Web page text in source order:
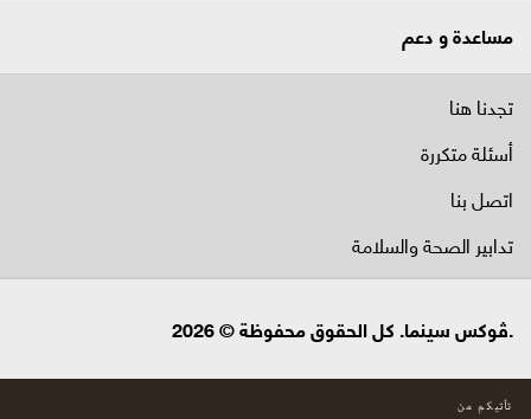
مساعدة و دعم
تجدنا هنا
أسئلة متكررة
اتصل بنا
تدابير الصحة والسلامة
.ڤوكس سينما. كل الحقوق محفوظة © 2026